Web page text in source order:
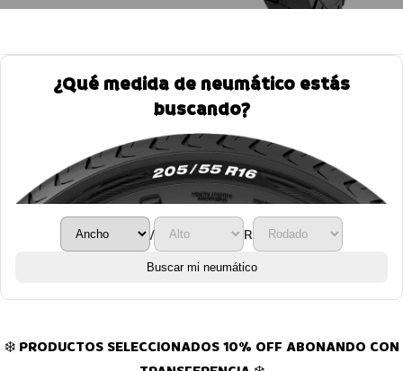
¿Qué medida de neumático estás
buscando?
/ R
Buscar mi neumático
❄️ PRODUCTOS SELECCIONADOS 10% OFF ABONANDO CON